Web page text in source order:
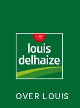
OVER LOUIS